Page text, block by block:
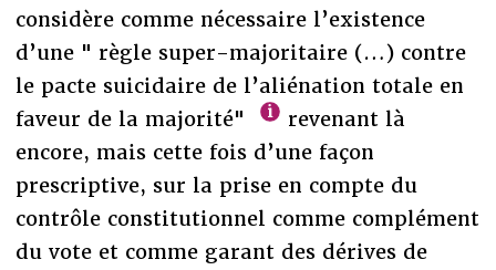
considère comme nécessaire l’existence
d’une " règle super-majoritaire (…) contre
le pacte suicidaire de l’aliénation totale en
faveur de la majorité"
revenant là
encore, mais cette fois d’une façon
prescriptive, sur la prise en compte du
contrôle constitutionnel comme complément
du vote et comme garant des dérives de